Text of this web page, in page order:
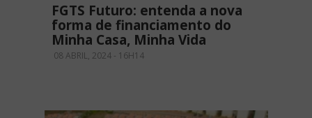
FGTS Futuro: entenda a nova
forma de financiamento do
Minha Casa, Minha Vida
08 ABRIL, 2024 - 16H14